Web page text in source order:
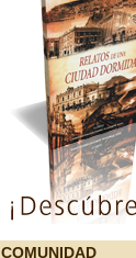
COMUNIDAD